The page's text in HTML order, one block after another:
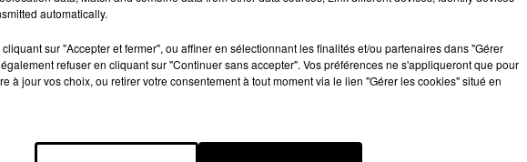
automatically.
sur "Accepter et fermer", ou affiner en sélectionnant les finalités et/ou partenaires dans "Gérer
refuser en cliquant sur "Continuer sans accepter". Vos préférences ne s'appliqueront que pour
à jour vos choix, ou retirer votre consentement à tout moment via le lien "Gérer les cookies" situé en